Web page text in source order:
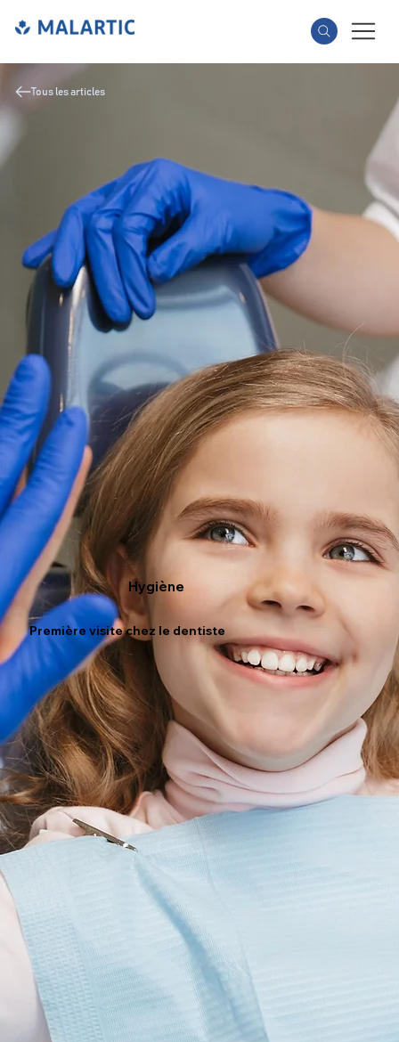
Hygiène
Première visite chez le dentiste
Tous les articles